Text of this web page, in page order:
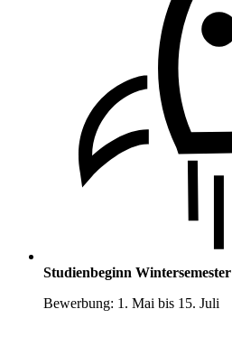
Studienbeginn Wintersemester
Bewerbung: 1. Mai bis 15. Juli